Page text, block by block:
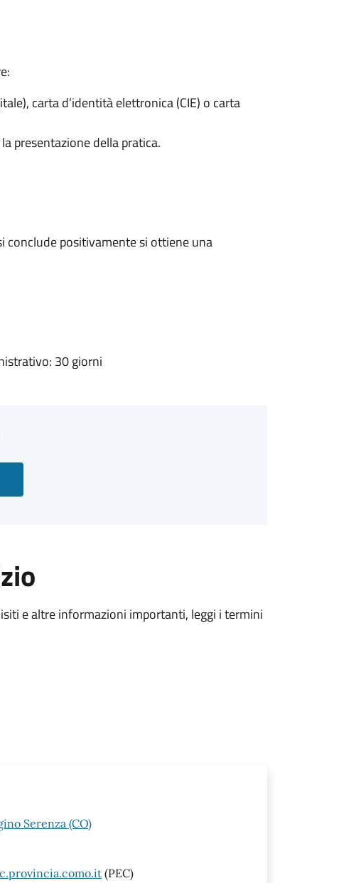
carta d’identità elettronica (CIE) o carta
presentazione della pratica.
positivamente si ottiene una
30 giorni
e altre informazioni importanti, leggi i termini
Serenza (CO)
(PEC)